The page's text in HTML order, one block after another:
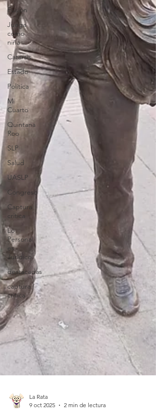
Fusión
Juega
como
niña
Catarsis
Estado
Política
Mi
Cuarto
Quintana
Roo
SLP
Salud
UASLP
Congreso
Captura
critica
Lo
Personal
es
Jurídico
destacadas
captura
critica